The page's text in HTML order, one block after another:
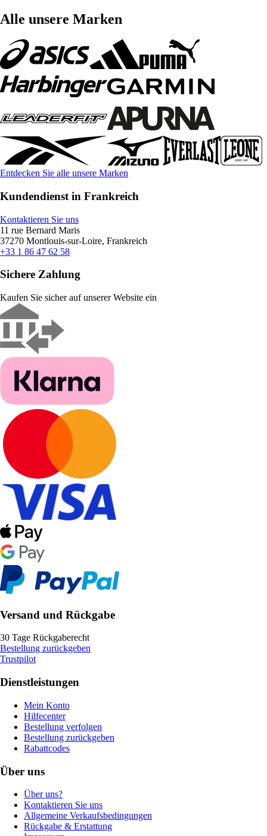
Alle unsere Marken
Entdecken Sie alle unsere Marken
Kundendienst in Frankreich
Kontaktieren Sie uns
11 rue Bernard Maris
37270 Montlouis-sur-Loire, Frankreich
+33 1 86 47 62 58
Sichere Zahlung
Kaufen Sie sicher auf unserer Website ein
Versand und Rückgabe
30 Tage Rückgaberecht
Bestellung zurückgeben
Trustpilot
Dienstleistungen
Mein Konto
Hilfecenter
Bestellung verfolgen
Bestellung zurückgeben
Rabattcodes
Über uns
Über uns?
Kontaktieren Sie uns
Allgemeine Verkaufsbedingungen
Rückgabe & Erstattung